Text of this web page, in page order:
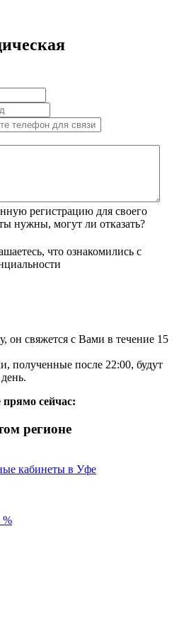
регистрацию для своего
нужны, могут ли отказать?
что ознакомились с
он свяжется с Вами в течение 15
полученные после 22:00, будут
прямо сейчас:
регионе
кабинеты в Уфе
%